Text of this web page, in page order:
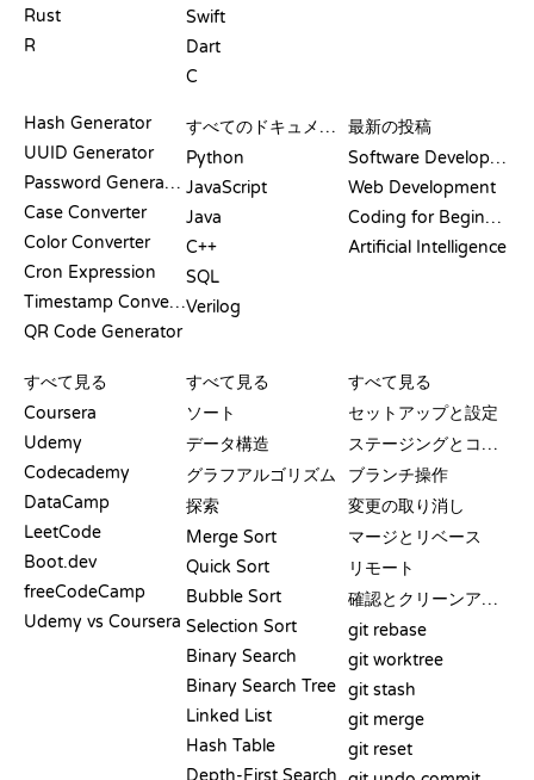
Rust
R
Swift
Dart
C
Hash Generator
UUID Generator
Password Generator
Case Converter
Color Converter
Cron Expression
Timestamp Converter
QR Code Generator
すべてのドキュメント
Python
JavaScript
Java
C++
SQL
Verilog
最新の投稿
Software Development
Web Development
Coding for Beginners
Artificial Intelligence
すべて見る
Coursera
Udemy
Codecademy
DataCamp
LeetCode
Boot.dev
freeCodeCamp
Udemy vs Coursera
すべて見る
ソート
データ構造
グラフアルゴリズム
探索
Merge Sort
Quick Sort
Bubble Sort
Selection Sort
Binary Search
Binary Search Tree
Linked List
Hash Table
Depth-First Search
すべて見る
セットアップと設定
ステージングとコミット
ブランチ操作
変更の取り消し
マージとリベース
リモート
確認とクリーンアップ
git rebase
git worktree
git stash
git merge
git reset